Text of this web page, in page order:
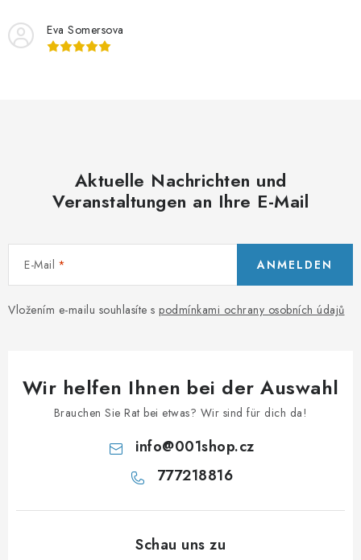
Eva Somersova
Aktuelle Nachrichten und
Veranstaltungen an Ihre E-Mail
E-Mail
Vložením e-mailu souhlasíte s podmínkami ochrany osobních údajů
ANMELDEN
Wir helfen Ihnen bei der Auswahl
Brauchen Sie Rat bei etwas? Wir sind für dich da!
info@001shop.cz
777218816